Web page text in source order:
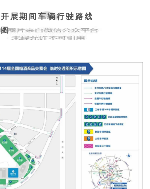
开展期间车辆行驶路线
图